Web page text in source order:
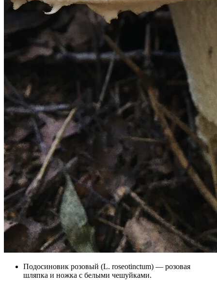
Подосиновик розовый (L. roseotinctum) — розовая
шляпка и ножка с белыми чешуйками.